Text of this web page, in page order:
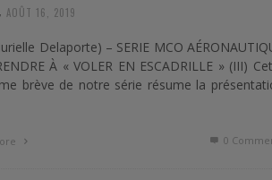
, AOÛT 16, 2019
Delaporte) – SERIE MCO
À « VOLER EN ESCADRILLE » (III)
brève de notre série résume la
0